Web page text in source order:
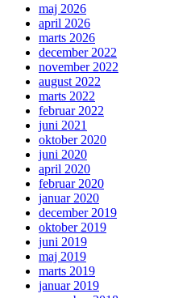
maj 2026
april 2026
marts 2026
december 2022
november 2022
august 2022
marts 2022
februar 2022
juni 2021
oktober 2020
juni 2020
april 2020
februar 2020
januar 2020
december 2019
oktober 2019
juni 2019
maj 2019
marts 2019
januar 2019